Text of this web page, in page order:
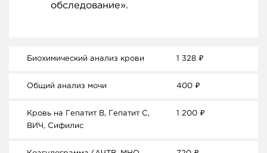
обследование».
Биохимический анализ крови 1 328 ₽
Общий анализ мочи 400 ₽
Кровь на Гепатит В, Гепатит С,
ВИЧ, Сифилис
1 200 ₽